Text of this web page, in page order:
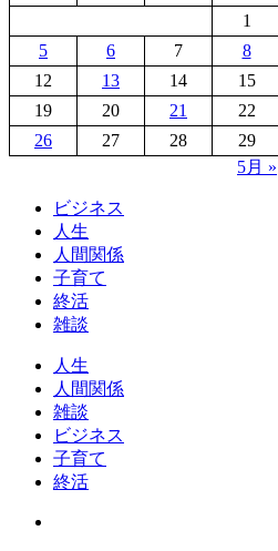
1
5
6 7 8
12
13 14 15
19
20 21 22
26
27 28 29
5月 »
ビジネス
人生
人間関係
子育て
終活
雑談
人生
人間関係
雑談
ビジネス
子育て
終活